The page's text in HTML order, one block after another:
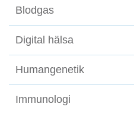
Blodgas
Digital hälsa
Humangenetik
Immunologi